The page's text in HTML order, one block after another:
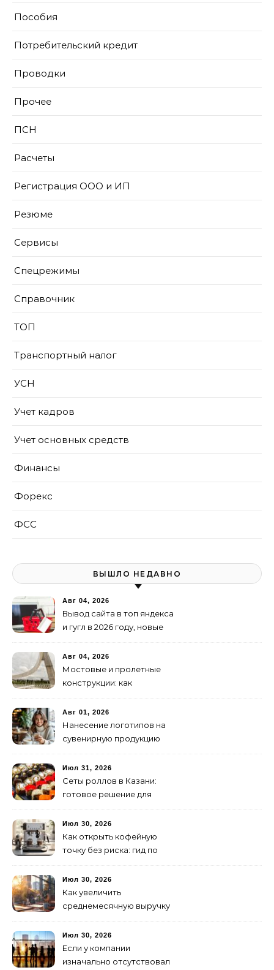
Пособия
Потребительский кредит
Проводки
Прочее
ПСН
Расчеты
Регистрация ООО и ИП
Резюме
Сервисы
Спецрежимы
Справочник
ТОП
Транспортный налог
УСН
Учет кадров
Учет основных средств
Финансы
Форекс
ФСС
ВЫШЛО НЕДАВНО
Авг 04, 2026
Вывод сайта в топ яндекса
и гугл в 2026 году, новые
Авг 04, 2026
Мостовые и пролетные
конструкции: как
изготовление и поставку
Авг 01, 2026
Нанесение логотипов на
сувенирную продукцию
Июл 31, 2026
Сеты роллов в Казани:
готовое решение для
друзьями
Июл 30, 2026
Как открыть кофейную
точку без риска: гид по
Июл 30, 2026
Как увеличить
среднемесячную выручку
лишних затрат
Июл 30, 2026
Если у компании
изначально отсутствовал